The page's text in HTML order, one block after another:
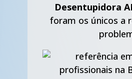
Desentupidora
foram os únicos a